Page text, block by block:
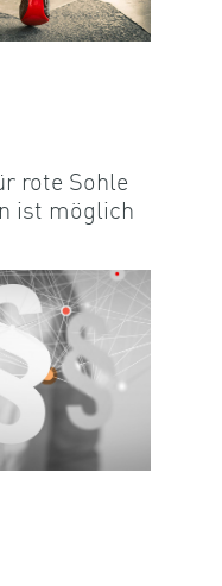
rote Sohle
ist möglich